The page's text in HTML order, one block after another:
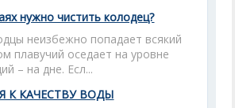
нужно чистить колодец?
неизбежно попадает всякий
плавучий оседает на уровне
– на дне. Есл...
К КАЧЕСТВУ ВОДЫ